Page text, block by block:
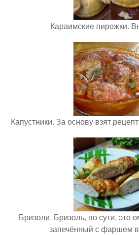
Караимские пирожки.
Капустники. За основу взят
Бризоли. Бризоль, по сути, это
запечённый с фаршем в